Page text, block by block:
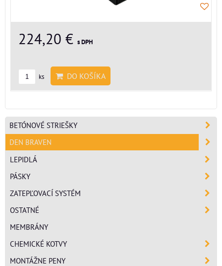
224,20 € s DPH
ks DO KOŠÍKA
BETÓNOVÉ STRIEŠKY
DEN BRAVEN
LEPIDLÁ
PÁSKY
ZATEPĽOVACÍ SYSTÉM
OSTATNÉ
MEMBRÁNY
CHEMICKÉ KOTVY
MONTÁŽNE PENY